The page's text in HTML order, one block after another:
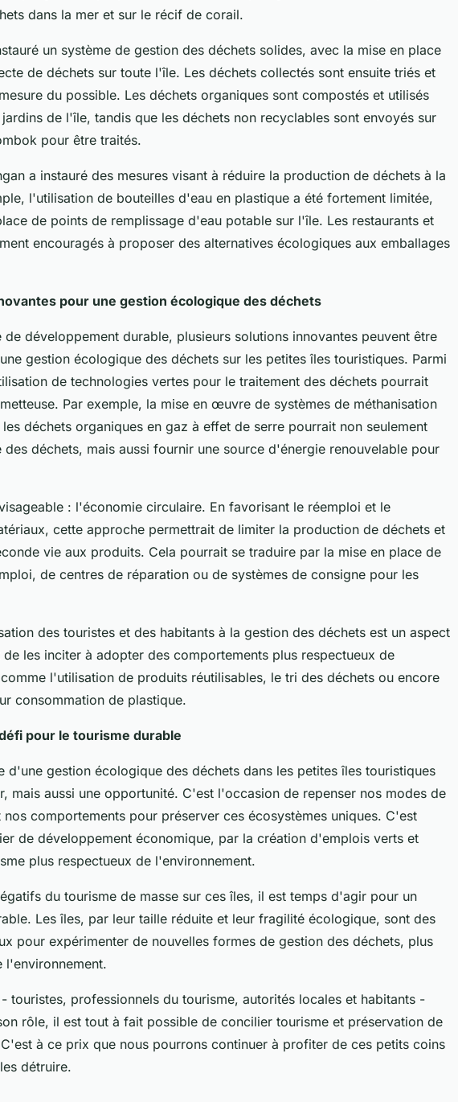
dans la mer et sur le récif de corail.
un système de gestion des déchets solides, avec la mise en place
de déchets sur toute l'île. Les déchets collectés sont ensuite triés et
du possible. Les déchets organiques sont compostés et utilisés
de l'île, tandis que les déchets non recyclables sont envoyés sur
pour être traités.
a instauré des mesures visant à réduire la production de déchets à la
l'utilisation de bouteilles d'eau en plastique a été fortement limitée,
de points de remplissage d'eau potable sur l'île. Les restaurants et
encouragés à proposer des alternatives écologiques aux emballages
pour une gestion écologique des déchets
de développement durable, plusieurs solutions innovantes peuvent être
gestion écologique des déchets sur les petites îles touristiques. Parmi
de technologies vertes pour le traitement des déchets pourrait
Par exemple, la mise en œuvre de systèmes de méthanisation
déchets organiques en gaz à effet de serre pourrait non seulement
des déchets, mais aussi fournir une source d'énergie renouvelable pour
: l'économie circulaire. En favorisant le réemploi et le
cette approche permettrait de limiter la production de déchets et
vie aux produits. Cela pourrait se traduire par la mise en place de
de centres de réparation ou de systèmes de consigne pour les
des touristes et des habitants à la gestion des déchets est un aspect
les inciter à adopter des comportements plus respectueux de
l'utilisation de produits réutilisables, le tri des déchets ou encore
consommation de plastique.
pour le tourisme durable
d'une gestion écologique des déchets dans les petites îles touristiques
mais aussi une opportunité. C'est l'occasion de repenser nos modes de
comportements pour préserver ces écosystèmes uniques. C'est
de développement économique, par la création d'emplois verts et
plus respectueux de l'environnement.
du tourisme de masse sur ces îles, il est temps d'agir pour un
Les îles, par leur taille réduite et leur fragilité écologique, sont des
pour expérimenter de nouvelles formes de gestion des déchets, plus
l'environnement.
touristes, professionnels du tourisme, autorités locales et habitants -
rôle, il est tout à fait possible de concilier tourisme et préservation de
à ce prix que nous pourrons continuer à profiter de ces petits coins
détruire.